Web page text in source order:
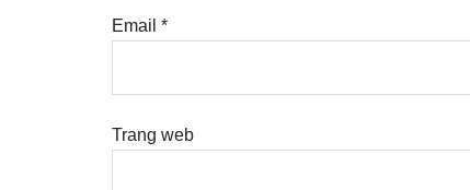
Email *
Trang web